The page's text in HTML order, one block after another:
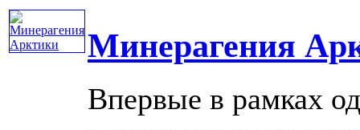
Минерагения
Впервые в рамках